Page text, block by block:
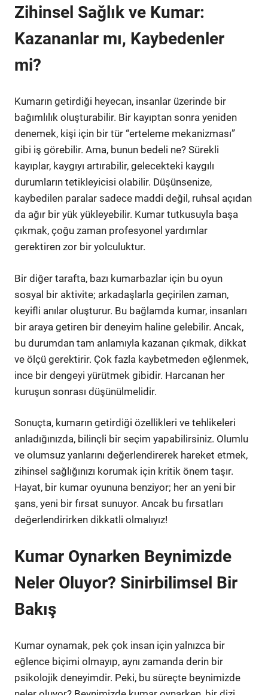
Zihinsel Sağlık ve Kumar:
Kazananlar mı, Kaybedenler
mi?
Kumarın getirdiği heyecan, insanlar üzerinde bir
bağımlılık oluşturabilir. Bir kayıptan sonra yeniden
denemek, kişi için bir tür “erteleme mekanizması”
gibi iş görebilir. Ama, bunun bedeli ne? Sürekli
kayıplar, kaygıyı artırabilir, gelecekteki kaygılı
durumların tetikleyicisi olabilir. Düşünsenize,
kaybedilen paralar sadece maddi değil, ruhsal açıdan
da ağır bir yük yükleyebilir. Kumar tutkusuyla başa
çıkmak, çoğu zaman profesyonel yardımlar
gerektiren zor bir yolculuktur.
Bir diğer tarafta, bazı kumarbazlar için bu oyun
sosyal bir aktivite; arkadaşlarla geçirilen zaman,
keyifli anılar oluşturur. Bu bağlamda kumar, insanları
bir araya getiren bir deneyim haline gelebilir. Ancak,
bu durumdan tam anlamıyla kazanan çıkmak, dikkat
ve ölçü gerektirir. Çok fazla kaybetmeden eğlenmek,
ince bir dengeyi yürütmek gibidir. Harcanan her
kuruşun sonrası düşünülmelidir.
Sonuçta, kumarın getirdiği özellikleri ve tehlikeleri
anladığınızda, bilinçli bir seçim yapabilirsiniz. Olumlu
ve olumsuz yanlarını değerlendirerek hareket etmek,
zihinsel sağlığınızı korumak için kritik önem taşır.
Hayat, bir kumar oyununa benziyor; her an yeni bir
şans, yeni bir fırsat sunuyor. Ancak bu fırsatları
değerlendirirken dikkatli olmalıyız!
Kumar Oynarken Beynimizde
Neler Oluyor? Sinirbilimsel Bir
Bakış
Kumar oynamak, pek çok insan için yalnızca bir
eğlence biçimi olmayıp, aynı zamanda derin bir
psikolojik deneyimdir. Peki, bu süreçte beynimizde